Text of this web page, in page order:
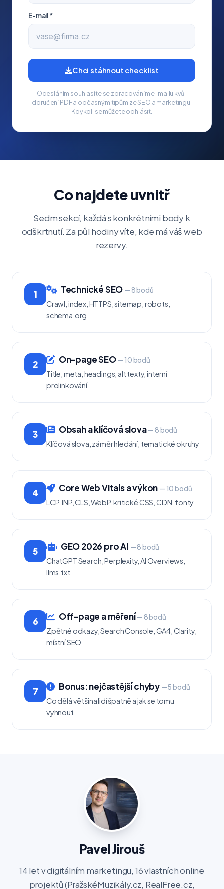
E-mail *
Chci stáhnout checklist
Odesláním souhlasíte se zpracováním e-mailu kvůli
doručení PDF a občasným tipům ze SEO a marketingu.
Kdykoli se můžete odhlásit.
Co najdete uvnitř
Sedm sekcí, každá s konkrétními body k
odškrtnutí. Za půl hodiny víte, kde má váš web
rezervy.
1 Technické SEO — 8 bodů
Crawl, index, HTTPS, sitemap, robots,
schema.org
2 On-page SEO— 10 bodů
Title, meta, headings, alt texty, interní
prolinkování
3 Obsah a klíčová slova— 8 bodů
Klíčová slova, záměr hledání, tematické okruhy
4 Core Web Vitals a výkon — 10 bodů
LCP, INP, CLS, WebP, kritické CSS, CDN, fonty
5 GEO 2026 pro AI — 8 bodů
ChatGPT Search, Perplexity, AI Overviews,
llms.txt
6 Off-page a měření— 8 bodů
Zpětné odkazy, Search Console, GA4, Clarity,
místní SEO
7 Bonus: nejčastější chyby — 5 bodů
Co dělá většina lidí špatně a jak se tomu
vyhnout
Pavel Jirouš
14 let v digitálním marketingu, 16 vlastních online
projektů (PražskéMuzikály.cz, RealFree.cz,